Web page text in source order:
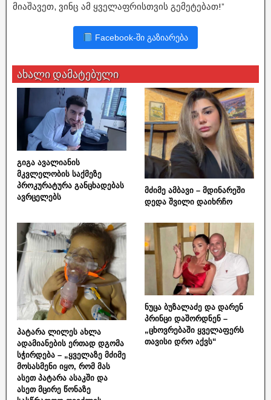
მიაშავეთ, ვინც ამ ყველაფრისთვის გემეტებათ!”
Facebook-ში გაზიარება
ახალი დამატებული
გიგა ავალიანის
მკვლელობის საქმეზე
პროკურატურა განცხადებას
ავრცელებს
მძიმე ამბავი – მდინარეში
დედა შვილი დაიხრჩო
პატარა ლილეს ახლა
ადამიანების ერთად დგომა
სჭირდება – „ყველაზე მძიმე
მოსასმენი იყო, რომ მას
ასეთ პატარა ასაკში და
ასეთ მცირე წონაზე
ნუცა ბუზალაძე და დარენ
პრინცი დაშორდნენ –
„ცხოვრებაში ყველაფერს
თავისი დრო აქვს“